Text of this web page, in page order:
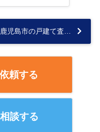
頼する
談する